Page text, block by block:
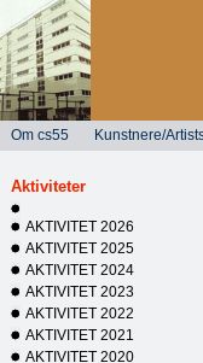
Om cs55 Kunstnere/
Aktiviteter
AKTIVITET 2026
AKTIVITET 2025
AKTIVITET 2024
AKTIVITET 2023
AKTIVITET 2022
AKTIVITET 2021
AKTIVITET 2020